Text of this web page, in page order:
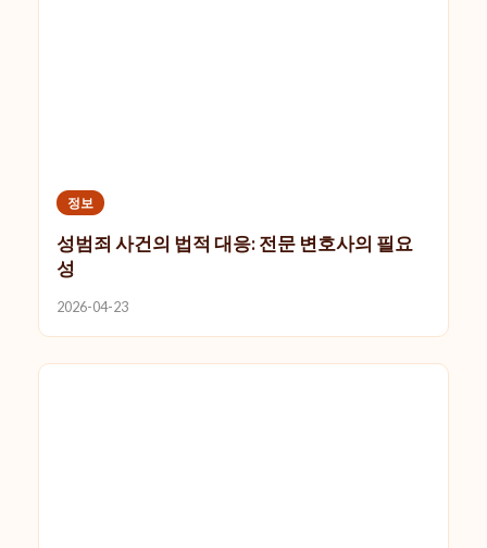
정보
성범죄 사건의 법적 대응: 전문 변호사의 필요
성
2026-04-23